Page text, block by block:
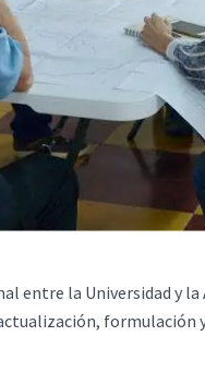
entre la Universidad y la
formulación